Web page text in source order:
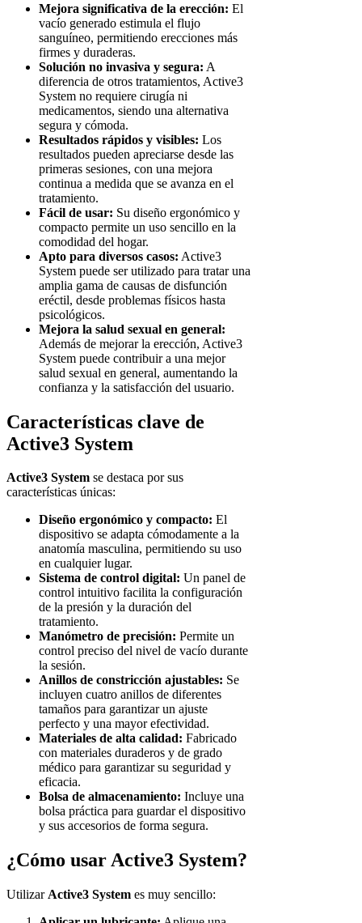
Mejora significativa de la erección: El
vacío generado estimula el flujo
sanguíneo, permitiendo erecciones más
firmes y duraderas.
Solución no invasiva y segura: A
diferencia de otros tratamientos, Active3
System no requiere cirugía ni
medicamentos, siendo una alternativa
segura y cómoda.
Resultados rápidos y visibles: Los
resultados pueden apreciarse desde las
primeras sesiones, con una mejora
continua a medida que se avanza en el
tratamiento.
Fácil de usar: Su diseño ergonómico y
compacto permite un uso sencillo en la
comodidad del hogar.
Apto para diversos casos: Active3
System puede ser utilizado para tratar una
amplia gama de causas de disfunción
eréctil, desde problemas físicos hasta
psicológicos.
Mejora la salud sexual en general:
Además de mejorar la erección, Active3
System puede contribuir a una mejor
salud sexual en general, aumentando la
confianza y la satisfacción del usuario.
Características clave de
Active3 System
Active3 System se destaca por sus
características únicas:
Diseño ergonómico y compacto: El
dispositivo se adapta cómodamente a la
anatomía masculina, permitiendo su uso
en cualquier lugar.
Sistema de control digital: Un panel de
control intuitivo facilita la configuración
de la presión y la duración del
tratamiento.
Manómetro de precisión: Permite un
control preciso del nivel de vacío durante
la sesión.
Anillos de constricción ajustables: Se
incluyen cuatro anillos de diferentes
tamaños para garantizar un ajuste
perfecto y una mayor efectividad.
Materiales de alta calidad: Fabricado
con materiales duraderos y de grado
médico para garantizar su seguridad y
eficacia.
Bolsa de almacenamiento: Incluye una
bolsa práctica para guardar el dispositivo
y sus accesorios de forma segura.
¿Cómo usar Active3 System?
Utilizar Active3 System es muy sencillo: